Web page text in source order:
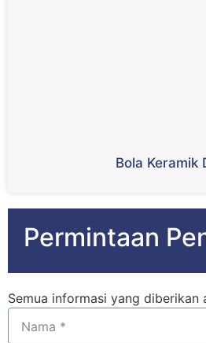
Bola Keramik
Permintaan
Semua informasi yang diberikan